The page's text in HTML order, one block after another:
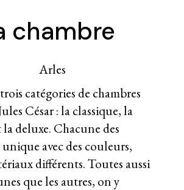
chambre
catégories de chambres
César : la classique, la
deluxe. Chacune des
unique avec des couleurs,
différents. Toutes aussi
que les autres, on y